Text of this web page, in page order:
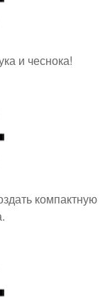
и чеснока!
компактную